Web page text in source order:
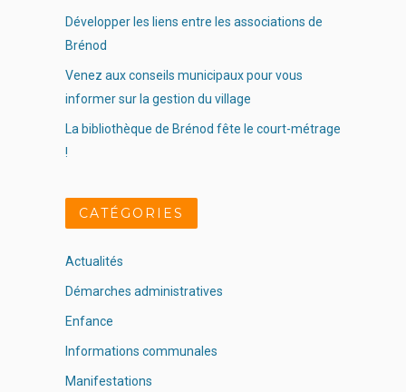
Développer les liens entre les associations de
Brénod
Venez aux conseils municipaux pour vous
informer sur la gestion du village
La bibliothèque de Brénod fête le court-métrage
!
CATÉGORIES
Actualités
Démarches administratives
Enfance
Informations communales
Manifestations